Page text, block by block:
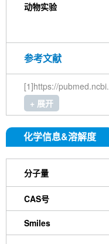
动物实验
参考文献
[1]https://
+ 展开
化学信息&溶解度
分子量
CAS号
Smiles